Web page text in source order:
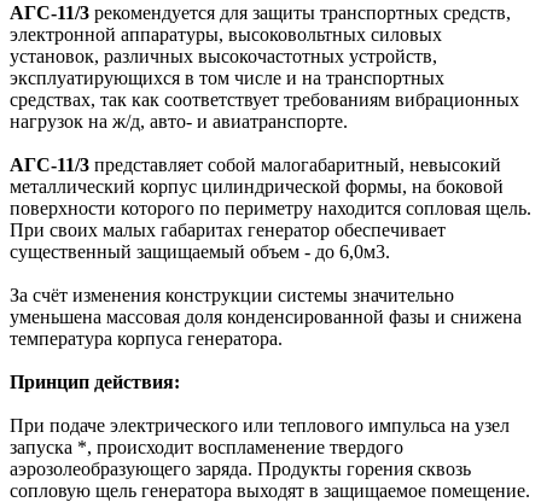
АГС-11/3 рекомендуется для защиты транспортных средств,
электронной аппаратуры, высоковольтных силовых
установок, различных высокочастотных устройств,
эксплуатирующихся в том числе и на транспортных
средствах, так как соответствует требованиям вибрационных
нагрузок на ж/д, авто- и авиатранспорте.
АГС-11/3 представляет собой малогабаритный, невысокий
металлический корпус цилиндрической формы, на боковой
поверхности которого по периметру находится сопловая щель.
При своих малых габаритах генератор обеспечивает
существенный защищаемый объем - до 6,0м3.
За счёт изменения конструкции системы значительно
уменьшена массовая доля конденсированной фазы и снижена
температура корпуса генератора.
Принцип действия:
При подаче электрического или теплового импульса на узел
запуска *, происходит воспламенение твердого
аэрозолеобразующего заряда. Продукты горения сквозь
сопловую щель генератора выходят в защищаемое помещение.